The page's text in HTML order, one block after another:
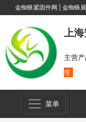
金蜘蛛紧固件网 金蜘蛛
上
主营产
理
菜单